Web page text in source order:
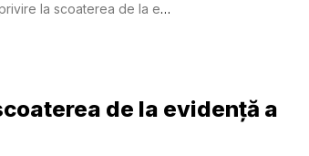
la evidenţă a copiilor aflaţi în situaţie de risc
de la evidenţă a